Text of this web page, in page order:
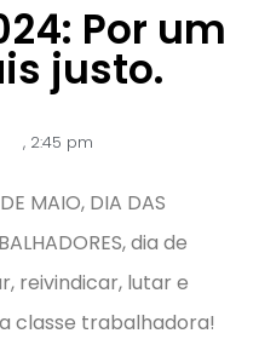
Por um
justo.
,2:45 pm
MAIO, DIA DAS
dia de
reivindicar, lutar e
classe trabalhadora!